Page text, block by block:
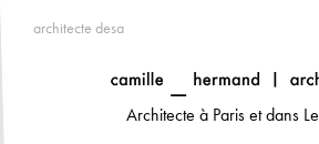
architecte desa
Architecte à Paris et dans